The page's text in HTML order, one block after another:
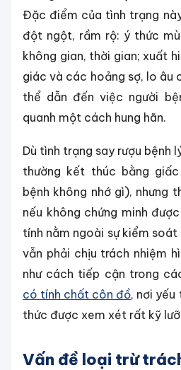
Đặc điểm của tình trạng
đột ngột, rầm rộ: ý thức
không gian, thời gian; xuất
giác và các hoảng sợ, lo âu
thể dẫn đến việc người
quanh một cách hung hãn.
Dù tình trạng say rượu bệnh
thường kết thúc bằng
bệnh không nhớ gì), nhưng
nếu không chứng minh
tính nằm ngoài sự kiểm
vẫn phải chịu trách nhiệm
như cách tiếp cận trong
có tính chất côn đồ, nơi yếu
thức được xem xét rất kỹ
Vấn đề loại trừ